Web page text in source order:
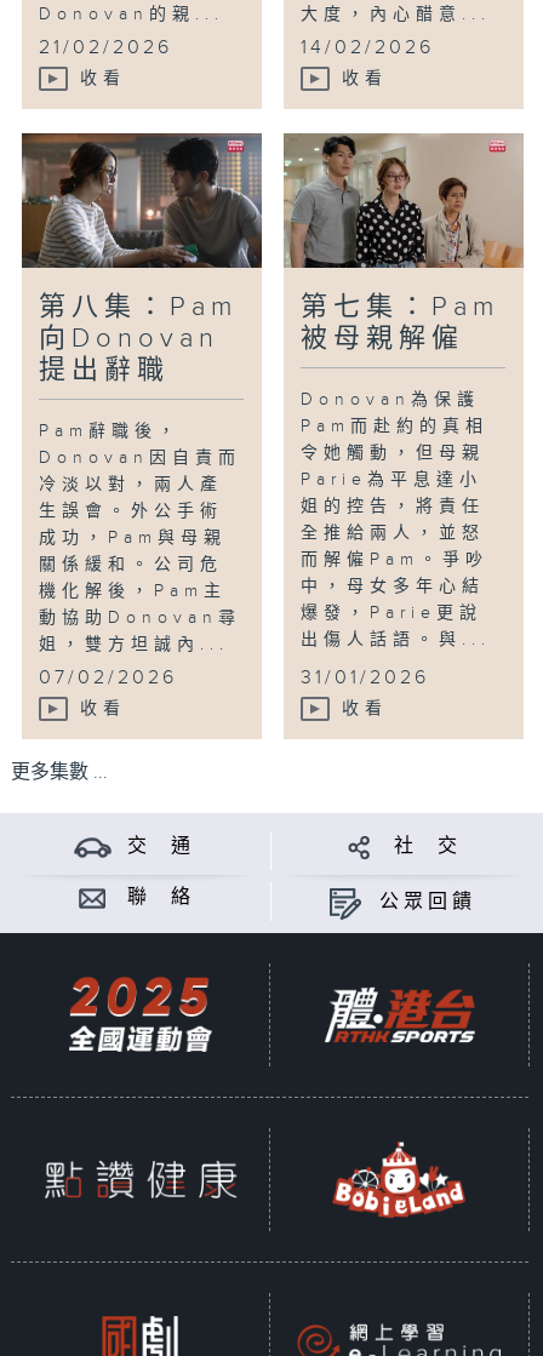
Donovan的親...
21/02/2026
收看
大度，內心醋意...
14/02/2026
收看
第八集：Pam
向Donovan
提出辭職
Pam辭職後，
Donovan因自責而
冷淡以對，兩人產
生誤會。外公手術
成功，Pam與母親
關係緩和。公司危
機化解後，Pam主
動協助Donovan尋
姐，雙方坦誠內...
07/02/2026
收看
第七集：Pam
被母親解僱
Donovan為保護
Pam而赴約的真相
令她觸動，但母親
Parie為平息達小
姐的控告，將責任
全推給兩人，並怒
而解僱Pam。爭吵
中，母女多年心結
爆發，Parie更說
出傷人話語。與...
31/01/2026
收看
更多集數 ...
交 通 社 交
聯 絡 公眾回饋